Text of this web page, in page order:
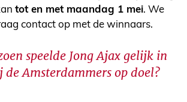
tot en met maandag 1 mei. We
contact op met de winnaars.
speelde Jong Ajax gelijk in
Amsterdammers op doel?